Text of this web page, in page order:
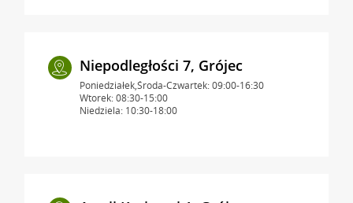
Niepodległości 7, Grójec
Poniedziałek,Środa-Czwartek: 09:00-16:30
Wtorek: 08:30-15:00
Niedziela: 10:30-18:00